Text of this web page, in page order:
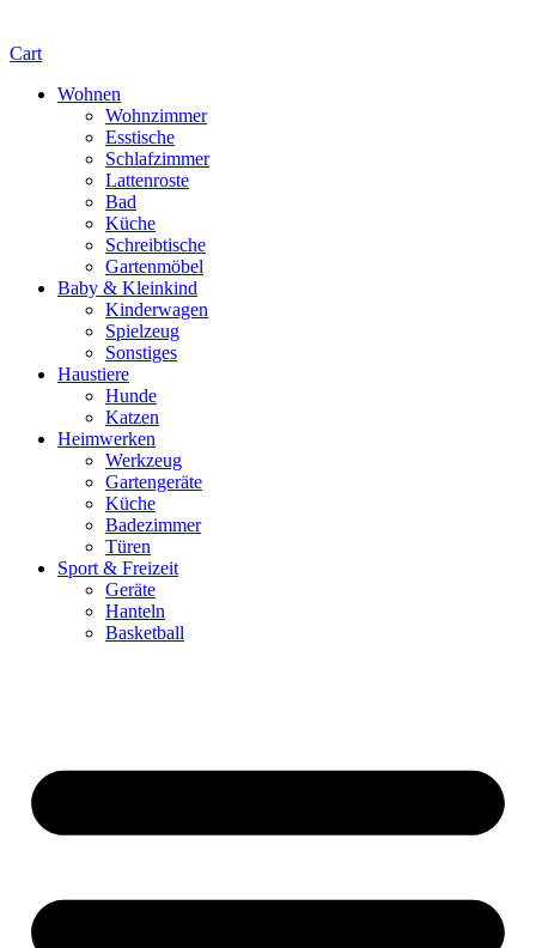
Cart
Wohnen
Wohnzimmer
Esstische
Schlafzimmer
Lattenroste
Bad
Küche
Schreibtische
Gartenmöbel
Baby & Kleinkind
Kinderwagen
Spielzeug
Sonstiges
Haustiere
Hunde
Katzen
Heimwerken
Werkzeug
Gartengeräte
Küche
Badezimmer
Türen
Sport & Freizeit
Geräte
Hanteln
Basketball